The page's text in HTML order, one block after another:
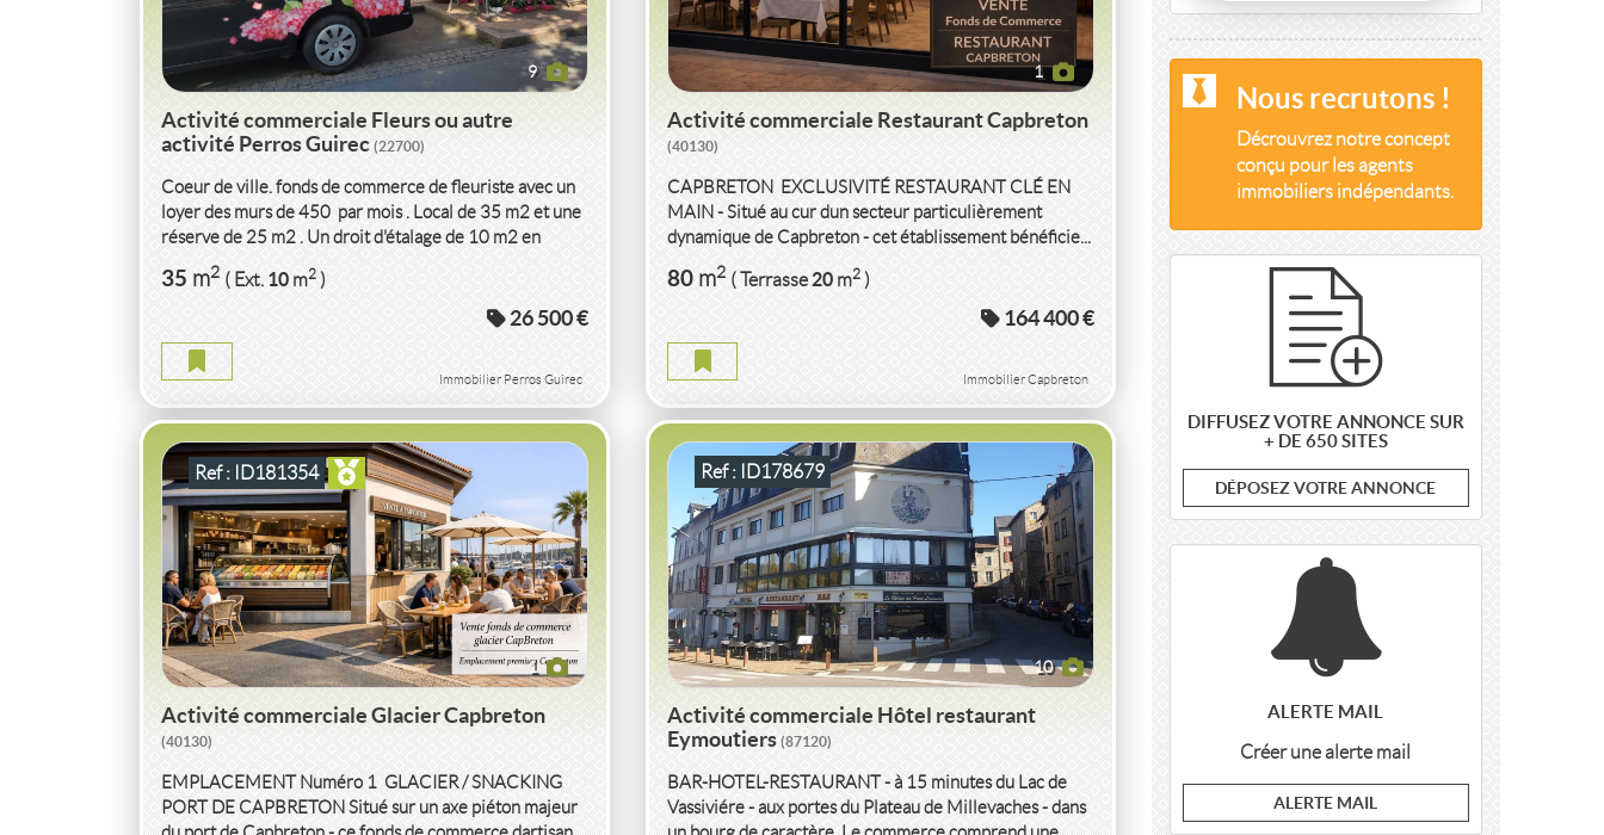
9
Activité commerciale Fleurs ou autre
activité Perros Guirec(22700)
Coeur de ville. fonds de commerce de fleuriste avec un
loyer des murs de 450  par mois . Local de 35 m2 et une
réserve de 25 m2 . Un droit d'étalage de 10 m2 en
extérieur....
35m2 ( Ext.10m2)
26 500 €
Immobilier Perros Guirec
1
Activité commerciale Restaurant Capbreton
(40130)
CAPBRETON  EXCLUSIVITÉ RESTAURANT CLÉ EN
MAIN - Situé au cur dun secteur particulièrement
dynamique de Capbreton - cet établissement bénéficie...
80m2 ( Terrasse20m2)
164 400 €
Immobilier Capbreton
1
Ref : ID181354
VENTEACTIVITÉ COMMERCIALEGLACIER
CAPBRETON(40130)
ACTIVITÉ COMMERCIALE GLACIER CAPBRETON
63m2 ( Terrasse20m2)
Activité commerciale Glacier Capbreton
(40130)
EMPLACEMENT Numéro 1  GLACIER / SNACKING 
PORT DE CAPBRETON Situé sur un axe piéton majeur
10
Ref : ID178679
VENTEACTIVITÉ COMMERCIALEHÔTEL
RESTAURANTEYMOUTIERS(87120)
ACTIVITÉ COMMERCIALE HÔTEL RESTAURANT
EYMOUTIERS
1 465m
Activité commerciale Hôtel restaurant
Eymoutiers(87120)
BAR-HOTEL-RESTAURANT - à 15 minutes du Lac de
Vassiviére - aux portes du Plateau de Millevaches - dans
Nous recrutons !
Décrouvrez notre concept
conçu pour les agents
immobiliers indépendants.
DIFFUSEZ VOTRE ANNONCE SUR
+ DE 650 SITES
DÉPOSEZ VOTRE ANNONCE
ALERTE MAIL
Créer une alerte mail
ALERTE MAIL